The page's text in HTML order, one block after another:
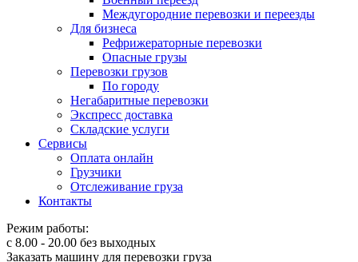
Междугородние перевозки и переезды
Для бизнеса
Рефрижераторные перевозки
Опасные грузы
Перевозки грузов
По городу
Негабаритные перевозки
Экспресс доставка
Складские услуги
Сервисы
Оплата онлайн
Грузчики
Отслеживание груза
Контакты
Режим работы:
с 8.00 - 20.00 без выходных
Заказать машину для перевозки груза